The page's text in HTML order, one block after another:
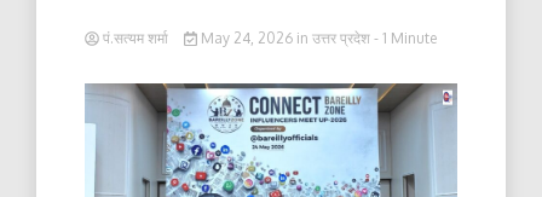
पं.सत्यम शर्मा May 24, 2026 in उत्तर प्रदेश - 1 Minute